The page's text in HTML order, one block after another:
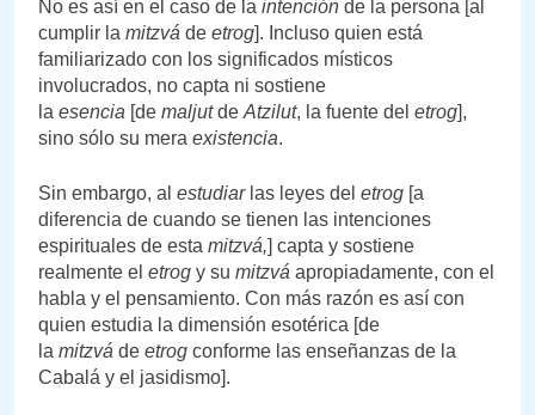
No es así en el caso de la intención de la persona [al
cumplir la mitzvá de etrog]. Incluso quien está
familiarizado con los significados místicos
involucrados, no capta ni sostiene
la esencia [de maljutde Atzilut, la fuente del etrog],
sino sólo su mera existencia.
Sin embargo, al estudiarlas leyes del etrog [a
diferencia de cuando se tienen las intenciones
espirituales de esta mitzvá,] capta y sostiene
realmente el etrog y su mitzvá apropiadamente, con el
habla y el pensamiento. Con más razón es así con
quien estudia la dimensión esotérica [de
la mitzvá de etrog conforme las enseñanzas de la
Cabalá y el jasidismo].